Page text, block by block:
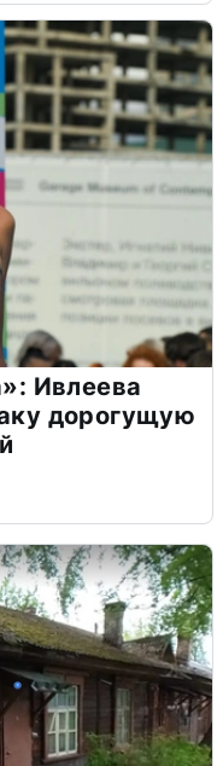
Ивлеева
дорогущую